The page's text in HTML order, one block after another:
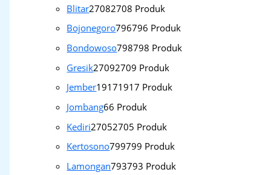
Blitar27082708 Produk
Bojonegoro796796 Produk
Bondowoso798798 Produk
Gresik27092709 Produk
Jember19171917 Produk
Jombang66 Produk
Kediri27052705 Produk
Kertosono799799 Produk
Lamongan793793 Produk